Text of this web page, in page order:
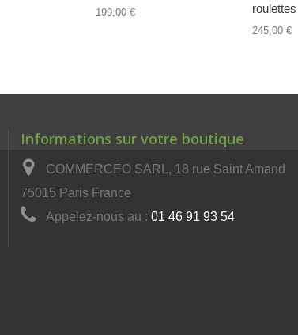
199,00 €
roulettes
245,00 €
Informations sur votre boutique
COMMERCEO SARL, 18 rue Saint Amand
75015 Paris France
Appelez-nous au : 01 46 91 93 54